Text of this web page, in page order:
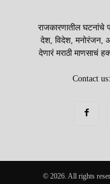
राजकारणातील घटनांचे
देश, विदेश, मनोरंजन,
देणारं मराठी माणसाचं
Contact
© 2026. All rights